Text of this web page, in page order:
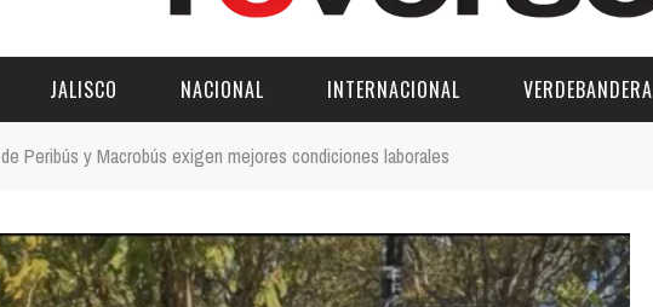
JALISCO NACIONAL INTERNACIONAL VERDEBANDERA
Peribús y Macrobús exigen mejores condiciones laborales